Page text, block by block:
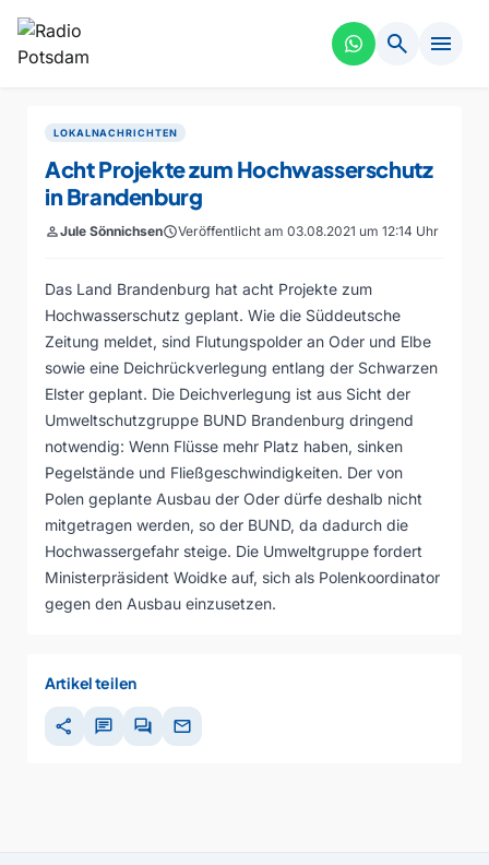
search menu
LOKALNACHRICHTEN
Acht Projekte zum Hochwasserschutz
in Brandenburg
personJule SönnichsenscheduleVeröffentlicht am 03.08.2021 um 12:14 Uhr
Das Land Brandenburg hat acht Projekte zum
Hochwasserschutz geplant. Wie die Süddeutsche
Zeitung meldet, sind Flutungspolder an Oder und Elbe
sowie eine Deichrückverlegung entlang der Schwarzen
Elster geplant. Die Deichverlegung ist aus Sicht der
Umweltschutzgruppe BUND Brandenburg dringend
notwendig: Wenn Flüsse mehr Platz haben, sinken
Pegelstände und Fließgeschwindigkeiten. Der von
Polen geplante Ausbau der Oder dürfe deshalb nicht
mitgetragen werden, so der BUND, da dadurch die
Hochwassergefahr steige. Die Umweltgruppe fordert
Ministerpräsident Woidke auf, sich als Polenkoordinator
gegen den Ausbau einzusetzen.
Artikel teilen
share chat forum mail